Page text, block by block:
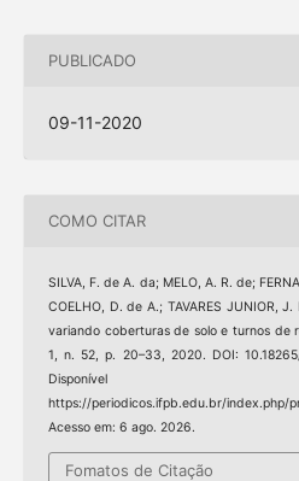
PUBLICADO
09-11-2020
COMO CITAR
SILVA, F. de A. da; MELO, A. R. de;
COELHO, D. de A.; TAVARES JUNIOR,
variando coberturas de solo e turnos de
1, n. 52, p. 20–33, 2020. DOI:
https://periodicos.ifpb.edu.br/index.php/
Acesso em: 6 ago. 2026.
Fomatos de Citação